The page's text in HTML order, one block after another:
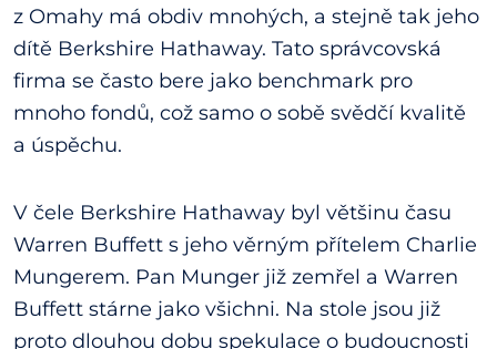
z Omahy má obdiv mnohých, a stejně tak jeho
dítě Berkshire Hathaway. Tato správcovská
firma se často bere jako benchmark pro
mnoho fondů, což samo o sobě svědčí kvalitě
a úspěchu.
V čele Berkshire Hathaway byl většinu času
Warren Buffett s jeho věrným přítelem Charlie
Mungerem. Pan Munger již zemřel a Warren
Buffett stárne jako všichni. Na stole jsou již
proto dlouhou dobu spekulace o budoucnosti